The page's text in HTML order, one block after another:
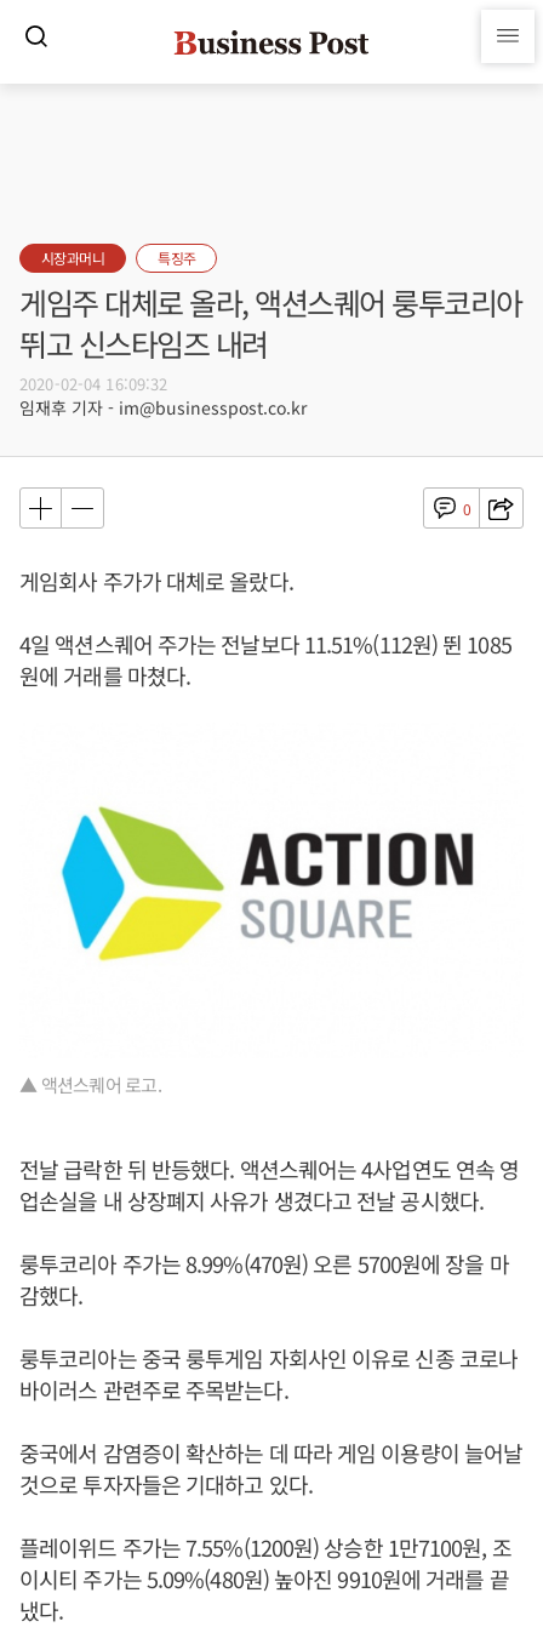
시장과머니 특징주
게임주 대체로 올라, 액션스퀘어 룽투코리아
뛰고 신스타임즈 내려
2020-02-04 16:09:32
임재후 기자 - im@businesspost.co.kr
0
게임회사 주가가 대체로 올랐다.
4일 액션스퀘어 주가는 전날보다 11.51%(112원) 뛴 1085
원에 거래를 마쳤다.
▲ 액션스퀘어 로고.
전날 급락한 뒤 반등했다. 액션스퀘어는 4사업연도 연속 영
업손실을 내 상장폐지 사유가 생겼다고 전날 공시했다.
룽투코리아 주가는 8.99%(470원) 오른 5700원에 장을 마
감했다.
룽투코리아는 중국 룽투게임 자회사인 이유로 신종 코로나
바이러스 관련주로 주목받는다.
중국에서 감염증이 확산하는 데 따라 게임 이용량이 늘어날
것으로 투자자들은 기대하고 있다.
플레이위드 주가는 7.55%(1200원) 상승한 1만7100원, 조
이시티 주가는 5.09%(480원) 높아진 9910원에 거래를 끝
냈다.